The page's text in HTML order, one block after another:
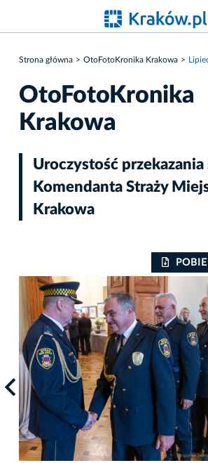
Strona główna OtoFotoKronika Krakowa
OtoFotoKronika
Krakowa
Uroczystość
Komendanta Straży
Krakowa